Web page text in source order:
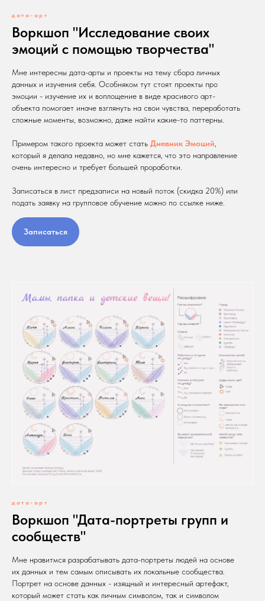
дата-арт
Воркшоп "Исследование своих
эмоций с помощью творчества"
Мне интересны дата-арты и проекты на тему сбора личных
данных и изучения себя. Особняком тут стоят проекты про
эмоции - изучение их и воплощение в виде красивого арт-
объекта помогает иначе взглянуть на свои чувства, переработать
сложные моменты, возможно, даже найти какие-то паттерны.
Примером такого проекта может стать Дневник Эмоций
который я делала недавно, но мне кажется, что это направление
очень интересно и требует большей проработки.
Записаться в лист предзаписи на новый поток (скидка 20%) или
подать заявку на групповое обучение можно по ссылке ниже.
Записаться
дата-арт
Воркшоп "Дата-портреты групп и
сообществ"
Мне нравитмся разрабатывать дата-портреты людей на основе
их данных и тем самым описывать их локальные сообщества.
Портрет на основе данных - изящный и интересный артефакт,
который может стать как личным символом, так и символом